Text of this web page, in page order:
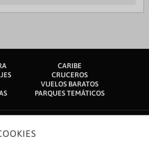
CARIBE
CRUCEROS
VUELOS BARATOS
PARQUES TEMÁTICOS